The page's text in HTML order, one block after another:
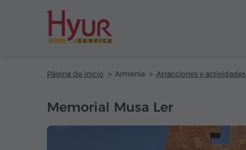
Página de inicio Armenia Atracciones y actividades
Memorial Musa Ler